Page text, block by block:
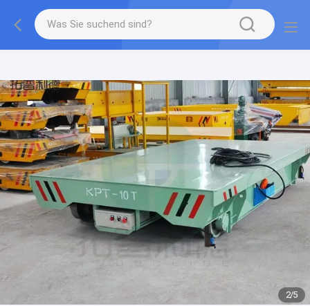
gtag('config', 'G-QWE9HWC3PF', {cookie_flags:
"SameSite=None;Secure"});
2/5